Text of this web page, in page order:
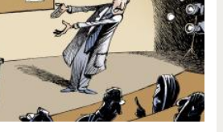
US Guerre en Syrie
Israël - Palestine
L'Iran tremble
La Corée du Nord: guerre ou